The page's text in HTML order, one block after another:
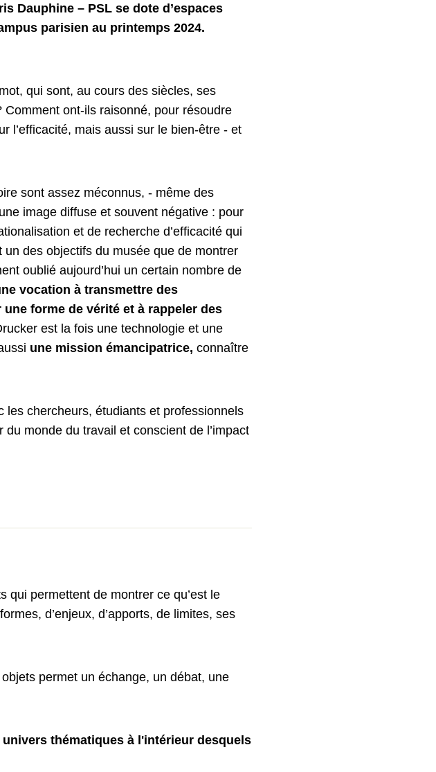
Dauphine – PSL se dote d’espaces
parisien au printemps 2024.
qui sont, au cours des siècles, ses
ont-ils raisonné, pour résoudre
l’efficacité, mais aussi sur le bien-être - et
sont assez méconnus, - même des
image diffuse et souvent négative : pour
et de recherche d’efficacité qui
un des objectifs du musée que de montrer
oublié aujourd’hui un certain nombre de
vocation à transmettre des
forme de vérité et à rappeler des
est la fois une technologie et une
une mission émancipatrice, connaître
les chercheurs, étudiants et professionnels
monde du travail et conscient de l’impact
qui permettent de montrer ce qu’est le
d’enjeux, d’apports, de limites, ses
permet un échange, un débat, une
thématiques à l'intérieur desquels